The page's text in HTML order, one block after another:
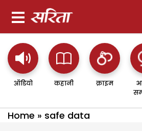
ऑडियो कहानी क्राइम
Home » safe data